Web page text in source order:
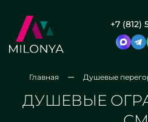
+7 (812)
Главная Душевые
ДУШЕВЫЕ